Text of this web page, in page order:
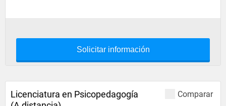
Solicitar información
Comparar
Licenciatura en Psicopedagogía